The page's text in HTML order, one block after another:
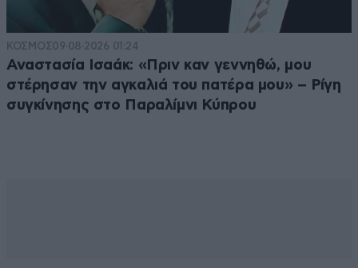
ΚΟΣΜΟΣ09·08·2026 01:24
Αναστασία Ισαάκ: «Πριν καν γεννηθώ, μου
στέρησαν την αγκαλιά του πατέρα μου» – Ρίγη
συγκίνησης στο Παραλίμνι Κύπρου